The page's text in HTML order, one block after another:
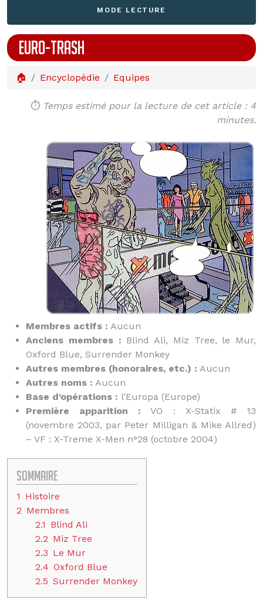
MODE LECTURE
EURO-TRASH
🏠 Encyclopédie Equipes
⏱️ Temps estimé pour la lecture de cet article : 4
minutes.
Membres actifs : Aucun
Anciens membres : Blind Ali, Miz Tree, le Mur,
Oxford Blue, Surrender Monkey
Autres membres (honoraires, etc.) : Aucun
Autres noms : Aucun
Base d’opérations : l’Europa (Europe)
Première apparition : VO : X-Statix # 13
(novembre 2003, par Peter Milligan & Mike Allred)
– VF : X-Treme X-Men n°28 (octobre 2004)
Sommaire
1 Histoire
2 Membres
2.1 Blind Ali
2.2 Miz Tree
2.3 Le Mur
2.4 Oxford Blue
2.5 Surrender Monkey